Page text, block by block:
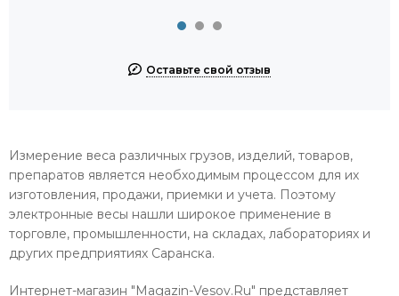
Оставьте свой отзыв
Измерение веса различных грузов, изделий, товаров,
препаратов является необходимым процессом для их
изготовления, продажи, приемки и учета. Поэтому
электронные весы нашли широкое применение в
торговле, промышленности, на складах, лабораториях и
других предприятиях Саранска.
Интернет-магазин "Magazin-Vesov.Ru" представляет